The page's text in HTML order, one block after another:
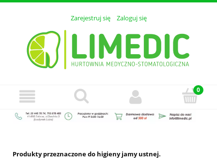
Zarejestruj się Zaloguj się
Produkty przeznaczone do higieny jamy ustnej.